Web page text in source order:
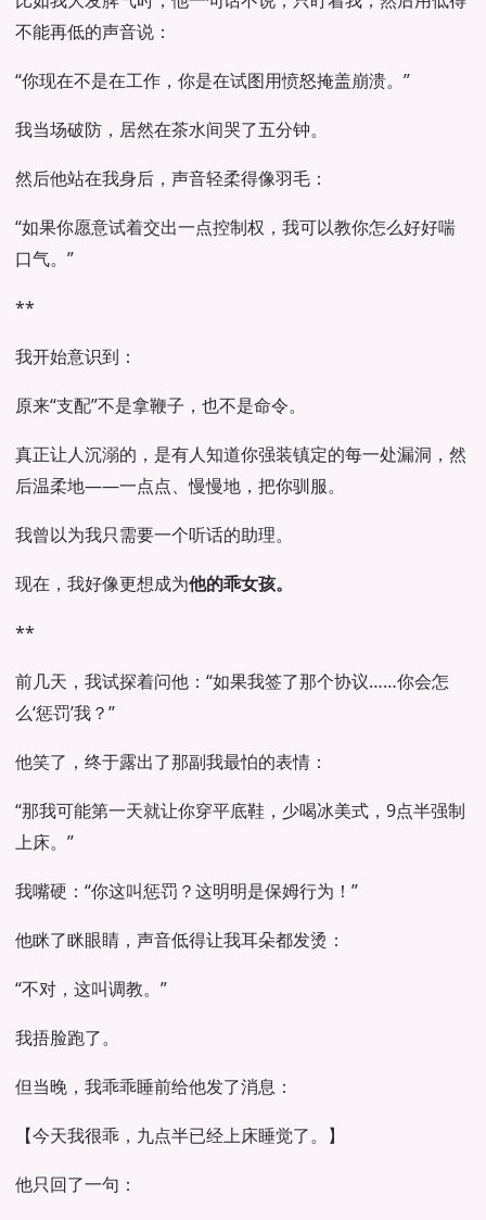
不能再低的声音说：
“你现在不是在工作，你是在试图用愤怒掩盖崩溃。”
我当场破防，居然在茶水间哭了五分钟。
然后他站在我身后，声音轻柔得像羽毛：
“如果你愿意试着交出一点控制权，我可以教你怎么好好喘
口气。”
**
我开始意识到：
原来“支配”不是拿鞭子，也不是命令。
真正让人沉溺的，是有人知道你强装镇定的每一处漏洞，然
后温柔地——一点点、慢慢地，把你驯服。
我曾以为我只需要一个听话的助理。
现在，我好像更想成为他的乖女孩。
**
前几天，我试探着问他：“如果我签了那个协议……你会怎
么‘惩罚’我？”
他笑了，终于露出了那副我最怕的表情：
“那我可能第一天就让你穿平底鞋，少喝冰美式，9点半强制
上床。”
我嘴硬：“你这叫惩罚？这明明是保姆行为！”
他眯了眯眼睛，声音低得让我耳朵都发烫：
“不对，这叫调教。”
我捂脸跑了。
但当晚，我乖乖睡前给他发了消息：
【今天我很乖，九点半已经上床睡觉了。】
他只回了一句：